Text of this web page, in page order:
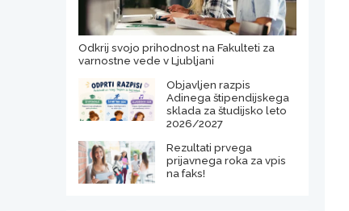
Odkrij svojo prihodnost na Fakulteti za
varnostne vede v Ljubljani
Objavljen razpis
Adinega štipendijskega
sklada za študijsko leto
2026/2027
Rezultati prvega
prijavnega roka za vpis
na faks!